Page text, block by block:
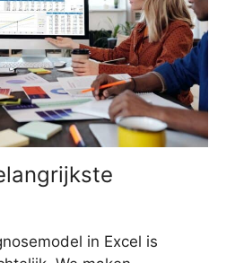
in Excel is